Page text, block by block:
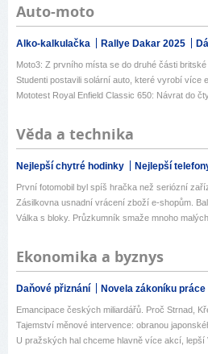
Auto-moto
Alko-kalkulačka Rallye Dakar 2025
Moto3: Z prvního místa se do druhé části britské
Studenti postavili solární auto, které vyrobí více
Mototest Royal Enfield Classic 650: Návrat do
Věda a technika
Nejlepší chytré hodinky Nejlepší
První fotomobil byl spíš hračka než seriózní
Zásilkovna usnadní vrácení zboží e-shopům.
Válka s bloky. Průzkumník smaže mnoho
Ekonomika a byznys
Daňové přiznání Novela zákoníku práce
Emancipace českých miliardářů. Proč Strnad,
Tajemství měnové intervence: obranou
U pražských hal chceme hlavně více akcí, lepší